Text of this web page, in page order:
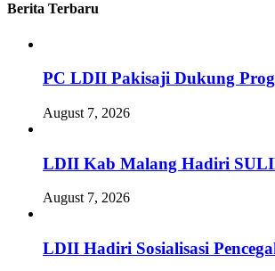
Berita Terbaru
PC LDII Pakisaji Dukung
August 7, 2026
LDII Kab Malang Hadiri
August 7, 2026
LDII Hadiri Sosialisasi